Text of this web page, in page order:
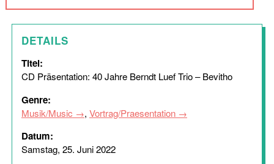
DETAILS
Titel:
CD Präsentation: 40 Jahre Berndt Luef Trio – Bevitho
Genre:
Musik/Music , Vortrag/Praesentation
Datum:
Samstag, 25. Juni 2022